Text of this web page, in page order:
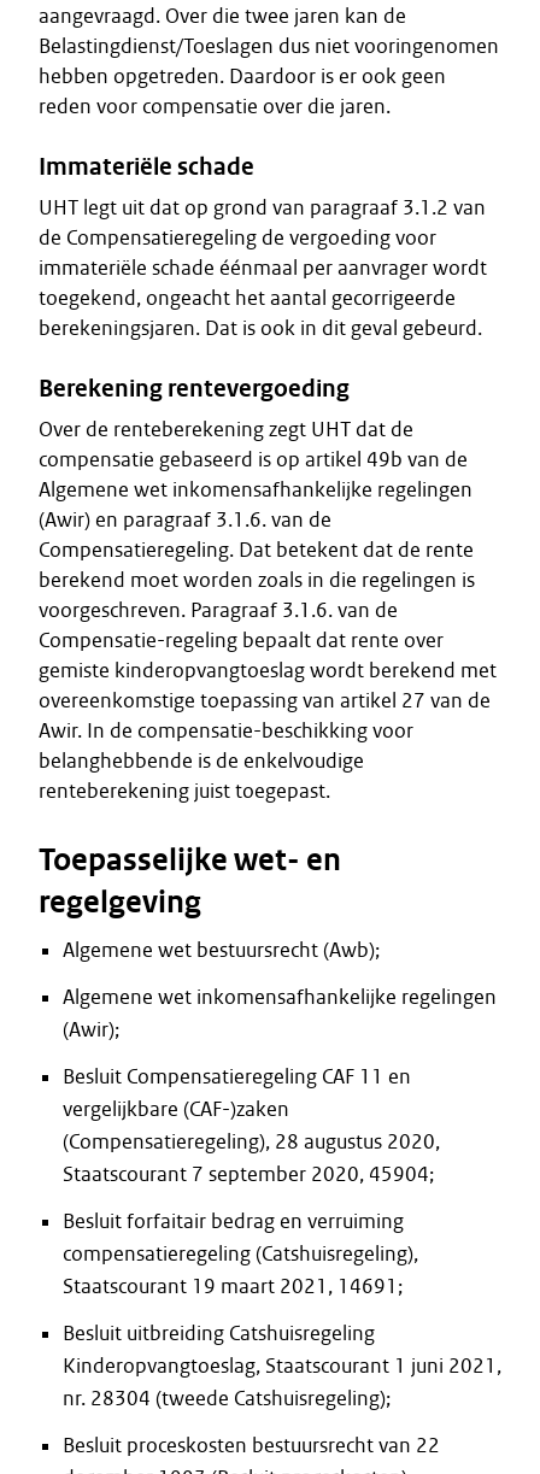
aangevraagd. Over die twee jaren kan de
Belastingdienst/Toeslagen dus niet vooringenomen
hebben opgetreden. Daardoor is er ook geen
reden voor compensatie over die jaren.
Immateriële schade
UHT legt uit dat op grond van paragraaf 3.1.2 van
de Compensatieregeling de vergoeding voor
immateriële schade éénmaal per aanvrager wordt
toegekend, ongeacht het aantal gecorrigeerde
berekeningsjaren. Dat is ook in dit geval gebeurd.
Berekening rentevergoeding
Over de renteberekening zegt UHT dat de
compensatie gebaseerd is op artikel 49b van de
Algemene wet inkomensafhankelijke regelingen
(Awir) en paragraaf 3.1.6. van de
Compensatieregeling. Dat betekent dat de rente
berekend moet worden zoals in die regelingen is
voorgeschreven. Paragraaf 3.1.6. van de
Compensatie-regeling bepaalt dat rente over
gemiste kinderopvangtoeslag wordt berekend met
overeenkomstige toepassing van artikel 27 van de
Awir. In de compensatie-beschikking voor
belanghebbende is de enkelvoudige
renteberekening juist toegepast.
Toepasselijke wet- en
regelgeving
Algemene wet bestuursrecht (Awb);
Algemene wet inkomensafhankelijke regelingen
(Awir);
Besluit Compensatieregeling CAF 11 en
vergelijkbare (CAF-)zaken
(Compensatieregeling), 28 augustus 2020,
Staatscourant 7 september 2020, 45904;
Besluit forfaitair bedrag en verruiming
compensatieregeling (Catshuisregeling),
Staatscourant 19 maart 2021, 14691;
Besluit uitbreiding Catshuisregeling
Kinderopvangtoeslag, Staatscourant 1 juni 2021,
nr. 28304 (tweede Catshuisregeling);
Besluit proceskosten bestuursrecht van 22